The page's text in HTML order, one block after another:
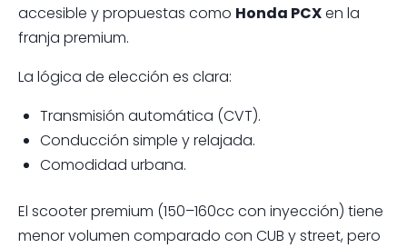
accesible y propuestas como Honda PCXen la
franja premium.
La lógica de elección es clara:
Transmisión automática (CVT).
Conducción simple y relajada.
Comodidad urbana.
El scooter premium (150–160cc con inyección) tiene
menor volumen comparado con CUB y street, pero